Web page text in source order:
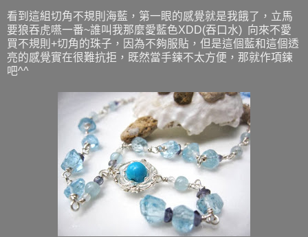
看到這組切角不規則海藍，第一眼的感覺就是我餓了，立馬
要狼吞虎嚥一番~誰叫我那麼愛藍色XDD(吞口水) 向來不愛
買不規則+切角的珠子，因為不夠服貼，但是這個藍和這個透
亮的感覺實在很難抗拒，既然當手鍊不太方便，那就作項鍊
吧^^